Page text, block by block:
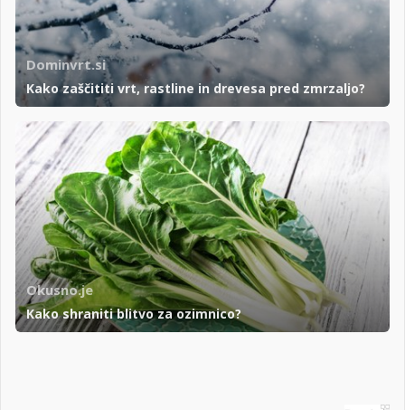
Dominvrt.si
Kako zaščititi vrt, rastline in drevesa pred zmrzaljo?
Okusno.je
Kako shraniti blitvo za ozimnico?